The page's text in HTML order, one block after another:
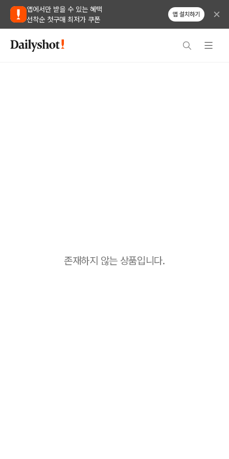
앱에서만 받을 수 있는 혜택
선착순 첫구매 최저가 쿠폰
앱 설치하기
존재하지 않는 상품입니다.